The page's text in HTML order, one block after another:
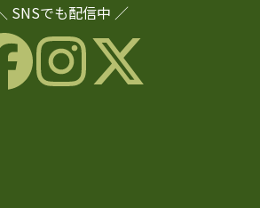
SNSでも配信中 ／